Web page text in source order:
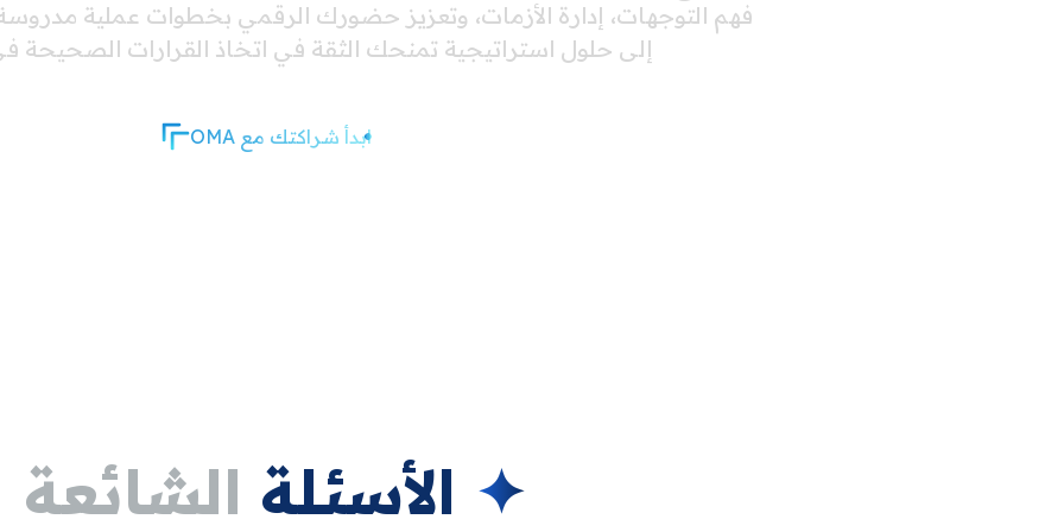
فهم التوجهات، إدارة الأزمات، وتعزيز حضورك الرقمي بخطوات عملية
إلى حلول استراتيجية تمنحك الثقة في اتخاذ القرارات الصحيحة
ابدأ شراكتك مع OMA
✦ الأسئلة الشائعة